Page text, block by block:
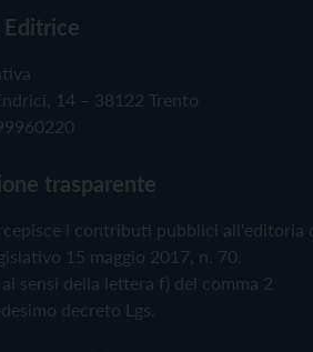
14 – 38122 Trento
trasparente
i contributi pubblici all'editoria
15 maggio 2017, n. 70.
sensi della lettera f) del comma 2
decreto Lgs.